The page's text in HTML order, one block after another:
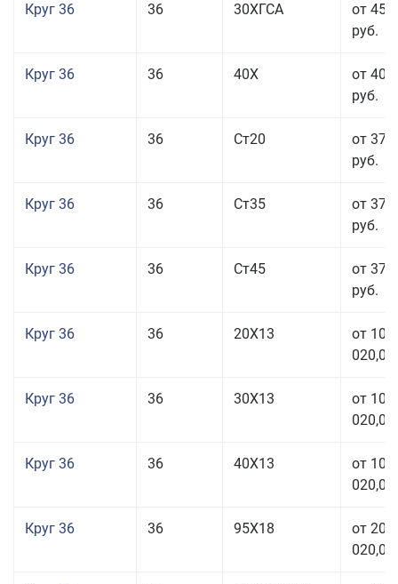
Круг 36 36 30ХГСА
от 45
руб.
Круг 36 36 40Х
от 40
руб.
Круг 36 36 Ст20
от 37
руб.
Круг 36 36 Ст35
от 37
руб.
Круг 36 36 Ст45
от 37
руб.
Круг 36 36 20Х13
от 101
020,00
Круг 36 36 30Х13
от 101
020,00
Круг 36 36 40Х13
от 101
020,00
Круг 36 36 95Х18
от 208
020,00